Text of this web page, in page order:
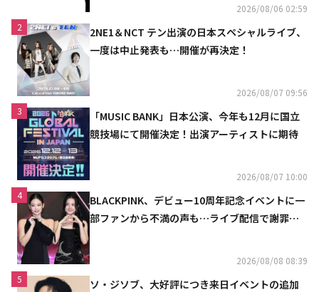
2026/08/06 02:59
2
2NE1＆NCT テン出演の日本スペシャルライブ、
一度は中止発表も…開催が再決定！
2026/08/07 09:56
3
「MUSIC BANK」日本公演、今年も12月に国立
競技場にて開催決定！出演アーティストに期待
2026/08/07 10:00
4
BLACKPINK、デビュー10周年記念イベントに一
部ファンから不満の声も…ライブ配信で謝罪
2026/08/08 08:39
5
ソ・ジソブ、大好評につき来日イベントの追加